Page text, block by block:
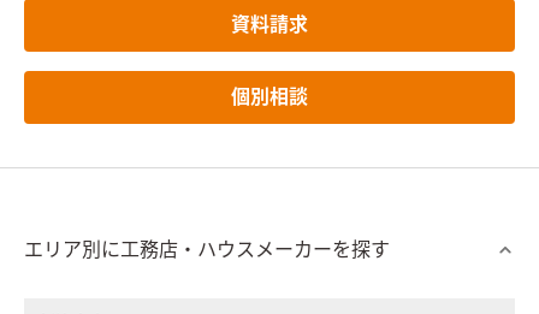
資料請求
個別相談
エリア別に工務店・ハウスメーカーを探す